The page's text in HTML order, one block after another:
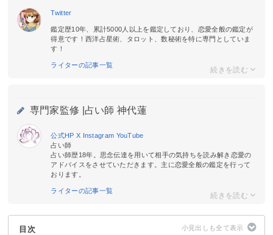
Twitter
鑑定歴10年、累計5000人以上を鑑定しており、恋愛全般の鑑定が
得意です！西洋占星術、タロット、数秘術を特に専門としていま
す！
ライターの記事一覧
専門家監修 | 占い師 神代蓮
公式HP X Instagram YouTube
占い師
占い師歴18年。思念伝達を用いて相手の気持ちを読み解き恋愛の
アドバイスをさせていただきます。主に恋愛全般の鑑定を行って
おります。
ライターの記事一覧
目次